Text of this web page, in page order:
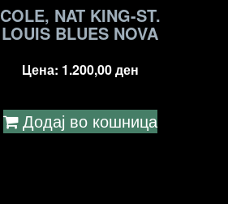
COLE, NAT KING-ST.
LOUIS BLUES NOVA
Цена: 1.200,00ден
Додај во кошница